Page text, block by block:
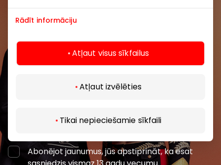
Rādīt informāciju
Atļaut visus sīkfailus
Atļaut izvēlēties
Tikai nepieciešamie sīkfaili
Uzzini pirmais par labākajiem piedāvājumiem,
pasākumiem un jaunāko informāciju iepirkšanās un
Abonēt
Abonējot jaunumus, jūs apstiprināt, ka esat